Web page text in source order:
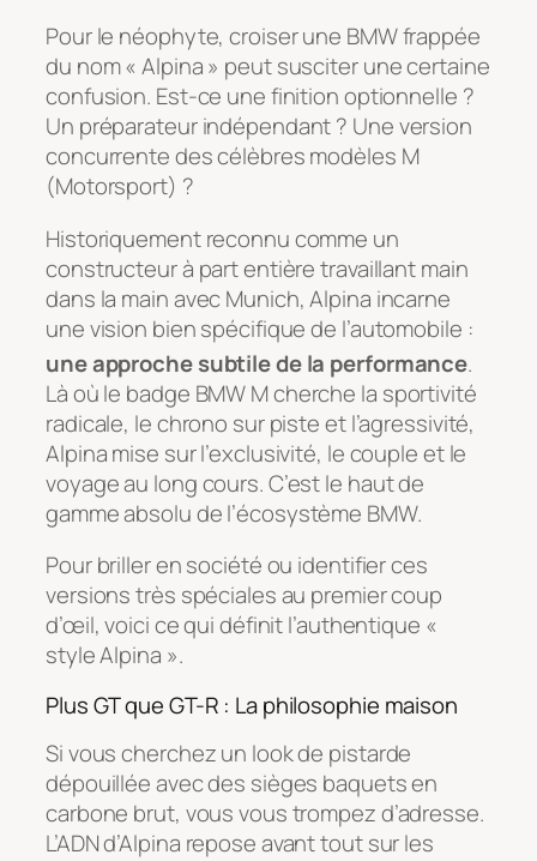
Pour le néophyte, croiser une BMW frappée
du nom « Alpina » peut susciter une certaine
confusion. Est-ce une finition optionnelle ?
Un préparateur indépendant ? Une version
concurrente des célèbres modèles M
(Motorsport) ?
Historiquement reconnu comme un
constructeur à part entière travaillant main
dans la main avec Munich, Alpina incarne
une vision bien spécifique de l’automobile :
une approche subtile de la performance.
Là où le badge BMW M cherche la sportivité
radicale, le chrono sur piste et l’agressivité,
Alpina mise sur l’exclusivité, le couple et le
voyage au long cours. C’est le haut de
gamme absolu de l’écosystème BMW.
Pour briller en société ou identifier ces
versions très spéciales au premier coup
d’œil, voici ce qui définit l’authentique «
style Alpina ».
Plus GT que GT-R : La philosophie maison
Si vous cherchez un look de pistarde
dépouillée avec des sièges baquets en
carbone brut, vous vous trompez d’adresse.
L’ADN d’Alpina repose avant tout sur les